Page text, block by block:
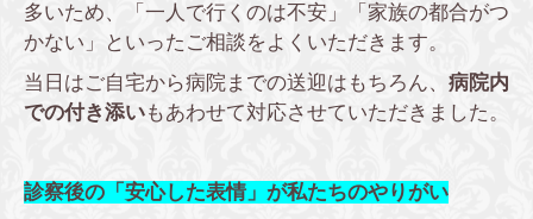
多いため、「一人で行くのは不安」「家族の都合がつ
かない」といったご相談をよくいただきます。
当日はご自宅から病院までの送迎はもちろん、 病院内
での付き添いもあわせて対応させていただきました。
診察後の「安心した表情」が私たちのやりがい